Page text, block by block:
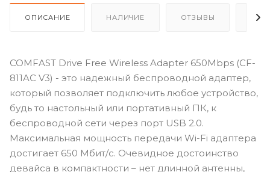
ОПИСАНИЕ НАЛИЧИЕ ОТЗЫВЫ
COMFAST Drive Free Wireless Adapter 650Mbps (CF-
811AC V3) - это надежный беспроводной адаптер,
который позволяет подключить любое устройство,
будь то настольный или портативный ПК, к
беспроводной сети через порт USB 2.0.
Максимальная мощность передачи Wi-Fi адаптера
достигает 650 Мбит/с. Очевидное достоинство
девайса в компактности – нет длинной антенны,